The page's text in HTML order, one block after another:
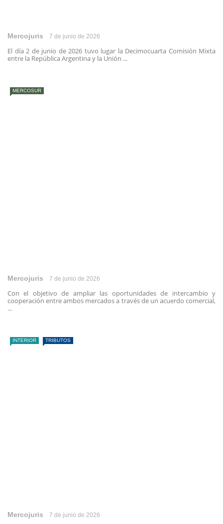
Mercojuris 7 de junio de 2026
El día 2 de junio de 2026 tuvo lugar la Decimocuarta Comisión Mixta
entre la República Argentina y la Unión ...
MERCOSUR
Mercojuris 7 de junio de 2026
Con el objetivo de ampliar las oportunidades de intercambio y
cooperación entre ambos mercados a través de un acuerdo comercial,
...
INTERIOR TRIBUTOS
Mercojuris 7 de junio de 2026